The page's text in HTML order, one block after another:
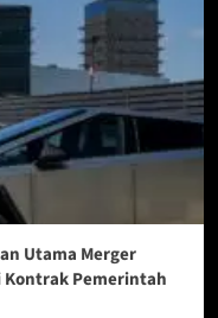
Utama Merger
Kontrak Pemerintah